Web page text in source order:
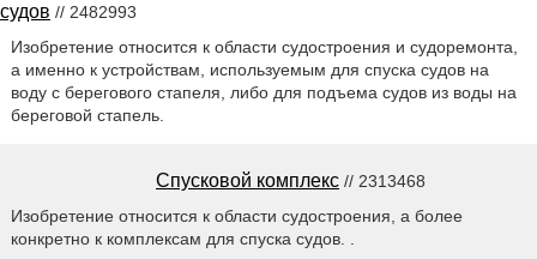
судов // 2482993
Изобретение относится к области судостроения и судоремонта,
а именно к устройствам, используемым для спуска судов на
воду с берегового стапеля, либо для подъема судов из воды на
береговой стапель.
Спусковой комплекс // 2313468
Изобретение относится к области судостроения, а более
конкретно к комплексам для спуска судов. .